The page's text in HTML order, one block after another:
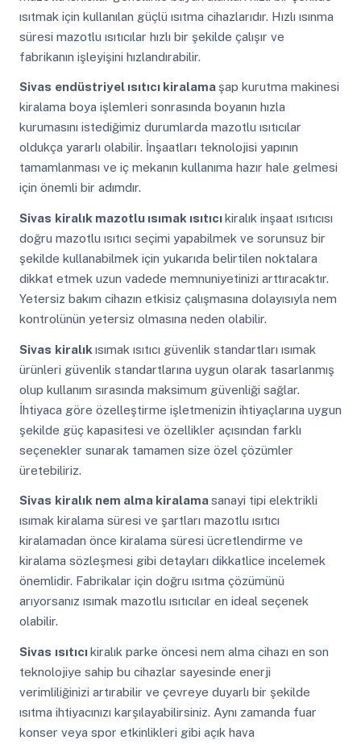
ısıtmak için kullanılan güçlü ısıtma cihazlarıdır. Hızlı ısınma
süresi mazotlu ısıtıcılar hızlı bir şekilde çalışır ve
fabrikanın işleyişini hızlandırabilir.
Sivas endüstriyel ısıtıcı kiralama şap kurutma makinesi
kiralama boya işlemleri sonrasında boyanın hızla
kurumasını istediğimiz durumlarda mazotlu ısıtıcılar
oldukça yararlı olabilir. İnşaatları teknolojisi yapının
tamamlanması ve iç mekanın kullanıma hazır hale gelmesi
için önemli bir adımdır.
Sivas kiralık mazotlu ısımak ısıtıcıkiralık inşaat ısıtıcısı
doğru mazotlu ısıtıcı seçimi yapabilmek ve sorunsuz bir
şekilde kullanabilmek için yukarıda belirtilen noktalara
dikkat etmek uzun vadede memnuniyetinizi arttıracaktır.
Yetersiz bakım cihazın etkisiz çalışmasına dolayısıyla nem
kontrolünün yetersiz olmasına neden olabilir.
Sivas kiralık ısımak ısıtıcı güvenlik standartları ısımak
ürünleri güvenlik standartlarına uygun olarak tasarlanmış
olup kullanım sırasında maksimum güvenliği sağlar.
İhtiyaca göre özelleştirme işletmenizin ihtiyaçlarına uygun
şekilde güç kapasitesi ve özellikler açısından farklı
seçenekler sunarak tamamen size özel çözümler
üretebiliriz.
Sivas kiralık nem alma kiralamasanayi tipi elektrikli
ısımak kiralama süresi ve şartları mazotlu ısıtıcı
kiralamadan önce kiralama süresi ücretlendirme ve
kiralama sözleşmesi gibi detayları dikkatlice incelemek
önemlidir. Fabrikalar için doğru ısıtma çözümünü
arıyorsanız ısımak mazotlu ısıtıcılar en ideal seçenek
olabilir.
Sivas ısıtıcıkiralık parke öncesi nem alma cihazı en son
teknolojiye sahip bu cihazlar sayesinde enerji
verimliliğinizi artırabilir ve çevreye duyarlı bir şekilde
ısıtma ihtiyacınızı karşılayabilirsiniz. Aynı zamanda fuar
konser veya spor etkinlikleri gibi açık hava